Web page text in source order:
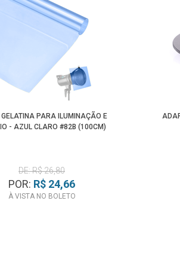
GELATINA PARA ILUMINAÇÃO E
- AZUL CLARO #82B (100CM)
DE: R$ 26,80
POR: R$ 24,66
À VISTA NO BOLETO